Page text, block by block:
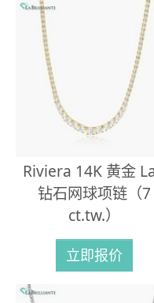
Riviera 14K 黄金
钻石网球项链（7
ct.tw.）
立即报价